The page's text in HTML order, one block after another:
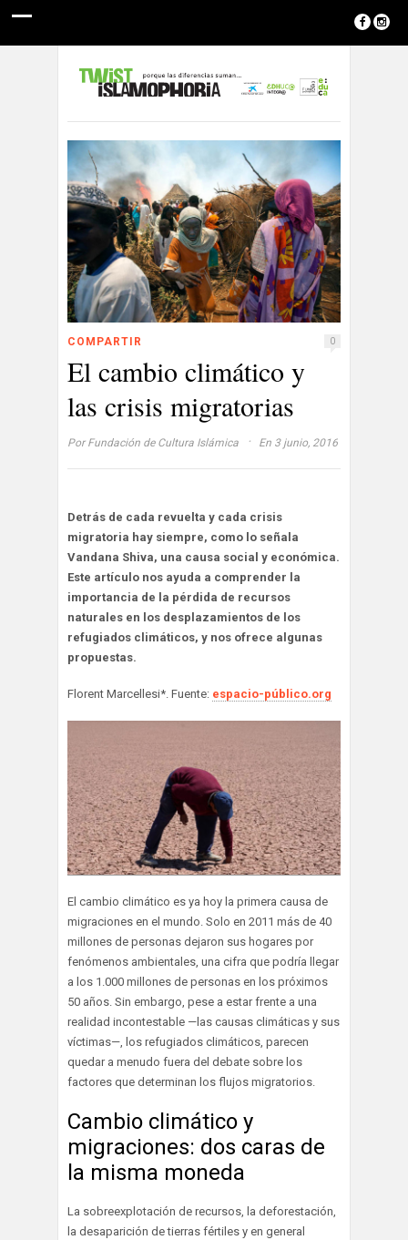
COMPARTIR 0
El cambio climático y
las crisis migratorias
Por Fundación de Cultura Islámica · En 3 junio, 2016
Detrás de cada revuelta y cada crisis
migratoria hay siempre, como lo señala
Vandana Shiva, una causa social y económica.
Este artículo nos ayuda a comprender la
importancia de la pérdida de recursos
naturales en los desplazamientos de los
refugiados climáticos, y nos ofrece algunas
propuestas.
Florent Marcellesi*. Fuente: espacio-público.org
El cambio climático es ya hoy la primera causa de
migraciones en el mundo. Solo en 2011 más de 40
millones de personas dejaron sus hogares por
fenómenos ambientales, una cifra que podría llegar
a los 1.000 millones de personas en los próximos
50 años. Sin embargo, pese a estar frente a una
realidad incontestable —las causas climáticas y sus
víctimas—, los refugiados climáticos, parecen
quedar a menudo fuera del debate sobre los
factores que determinan los flujos migratorios.
Cambio climático y
migraciones: dos caras de
la misma moneda
La sobreexplotación de recursos, la deforestación,
la desaparición de tierras fértiles y en general